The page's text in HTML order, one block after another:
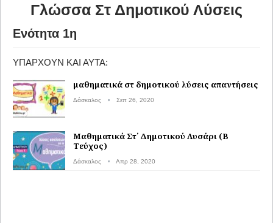
Γλώσσα Στ Δημοτικού Λύσεις
Ενότητα 1η
ΥΠΆΡΧΟΥΝ ΚΑΙ ΑΥΤΆ:
μαθηματικά στ δημοτικού λύσεις απαντήσεις
Δάσκαλος Σεπ 26, 2020
Μαθηματικά Στ΄ Δημοτικού Λυσάρι (Β
Τεύχος)
Δάσκαλος Απρ 28, 2020